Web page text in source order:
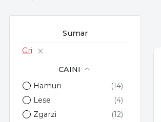
Sumar
Gri
CAINI
Hamuri
Lese
Zgarzi